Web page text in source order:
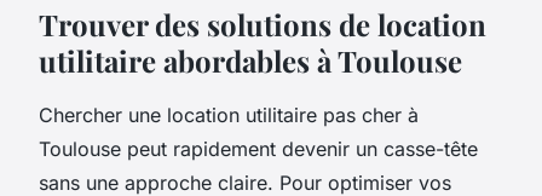
Trouver des solutions de location
utilitaire abordables à Toulouse
Chercher une location utilitaire pas cher à
Toulouse peut rapidement devenir un casse-tête
sans une approche claire. Pour optimiser vos